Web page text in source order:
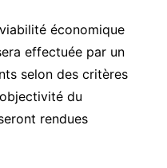
économique
effectuée par un
selon des critères
du
rendues